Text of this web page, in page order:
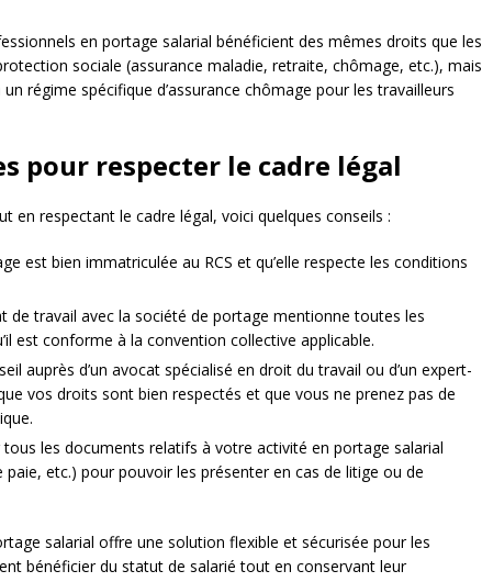
en portage salarial bénéficient des mêmes droits que les
sociale (assurance maladie, retraite, chômage, etc.), mais
régime spécifique d’assurance chômage pour les travailleurs
pour respecter le cadre légal
en respectant le cadre légal, voici quelques conseils :
est bien immatriculée au RCS et qu’elle respecte les conditions
de travail avec la société de portage mentionne toutes les
est conforme à la convention collective applicable.
auprès d’un avocat spécialisé en droit du travail ou d’un expert-
vos droits sont bien respectés et que vous ne prenez pas de
tous les documents relatifs à votre activité en portage salarial
etc.) pour pouvoir les présenter en cas de litige ou de
salarial offre une solution flexible et sécurisée pour les
bénéficier du statut de salarié tout en conservant leur